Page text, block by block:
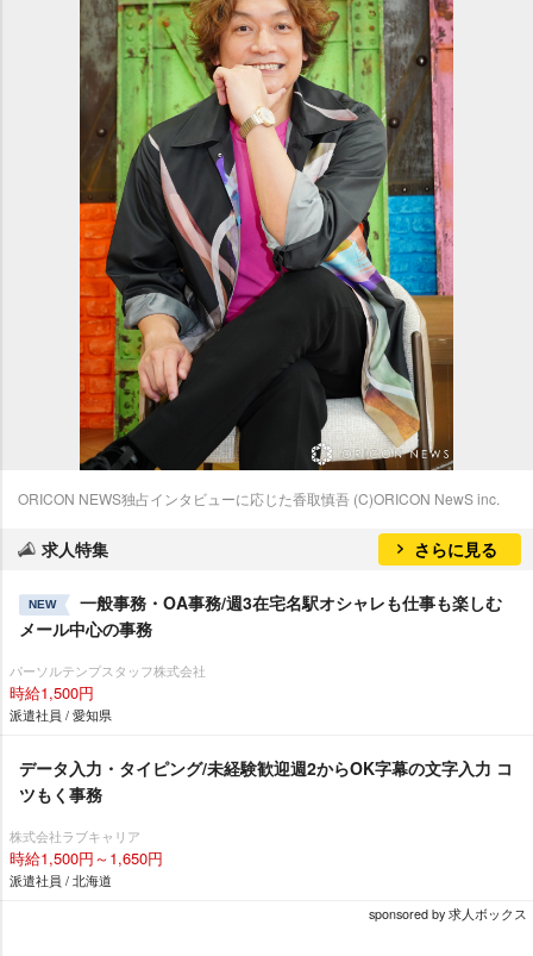
ORICON NEWS独占インタビューに応じた香取慎吾 (C)ORICON NewS inc.
求人特集 さらに見る
NEW
一般事務・OA事務/週3在宅名駅オシャレも仕事も楽しむ
メール中心の事務
パーソルテンプスタッフ株式会社
時給1,500円
派遣社員 / 愛知県
データ入力・タイピング/未経験歓迎週2からOK字幕の文字入力 コ
ツもく事務
株式会社ラブキャリア
時給1,500円～1,650円
派遣社員 / 北海道
sponsored by 求人ボックス